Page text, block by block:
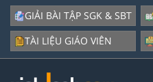
GIẢI BÀI TẬP SGK & SBT
TÀI LIỆU GIÁO VIÊN